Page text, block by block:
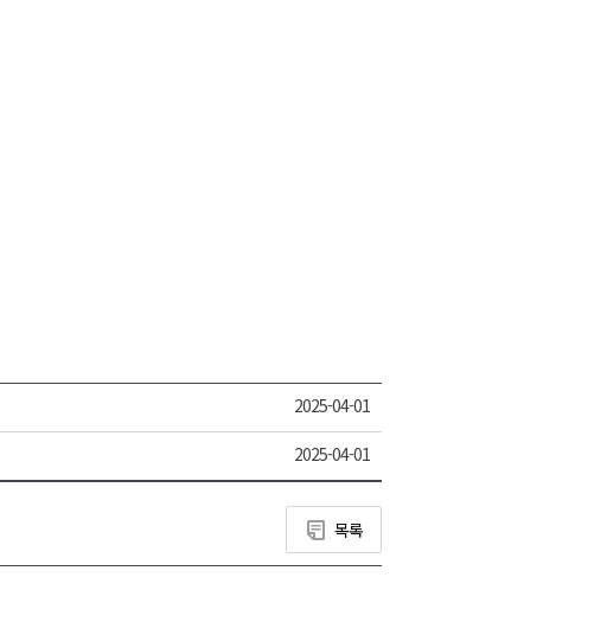
2025-04-01
2025-04-01
목록